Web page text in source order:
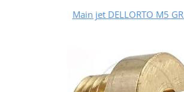
Main jet DELLORTO M5